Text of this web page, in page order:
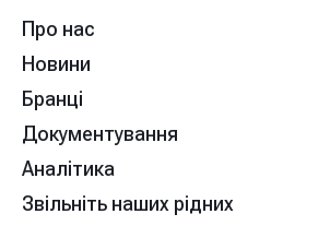
Про нас
Новини
Бранці
Документування
Аналітика
Звільніть наших рідних